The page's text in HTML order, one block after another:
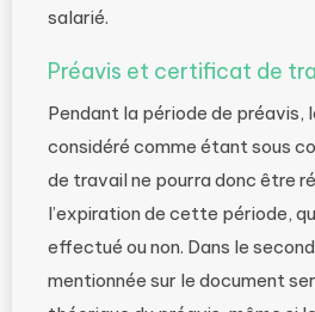
salarié.
Préavis et certificat de
Pendant la période de préavis,
considéré comme étant sous
de travail ne pourra donc être
l’expiration de cette période,
effectué ou non. Dans le
mentionnée sur le document